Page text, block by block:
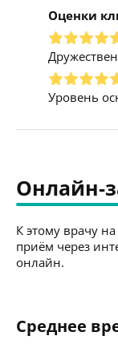
Оценки
Уровень
Онлайн-
К этому врачу
приём через
онлайн.
Среднее